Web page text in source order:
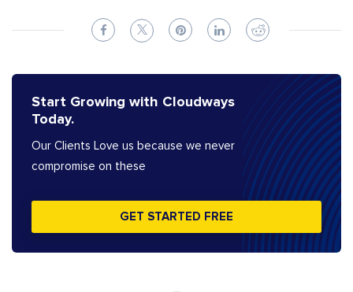
Start Growing with Cloudways
Today.
Our Clients Love us because we never
compromise on these
GET STARTED FREE